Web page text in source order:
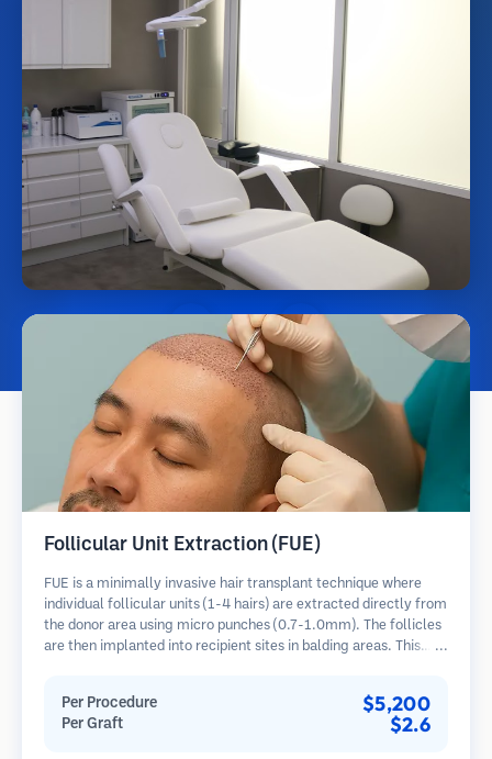
Follicular Unit Extraction (FUE)
FUE is a minimally invasive hair transplant technique where
individual follicular units (1-4 hairs) are extracted directly from
the donor area using micro punches (0.7-1.0mm). The follicles
are then implanted into recipient sites in balding areas. This
Per Procedure $5,200
Per Graft $2.6